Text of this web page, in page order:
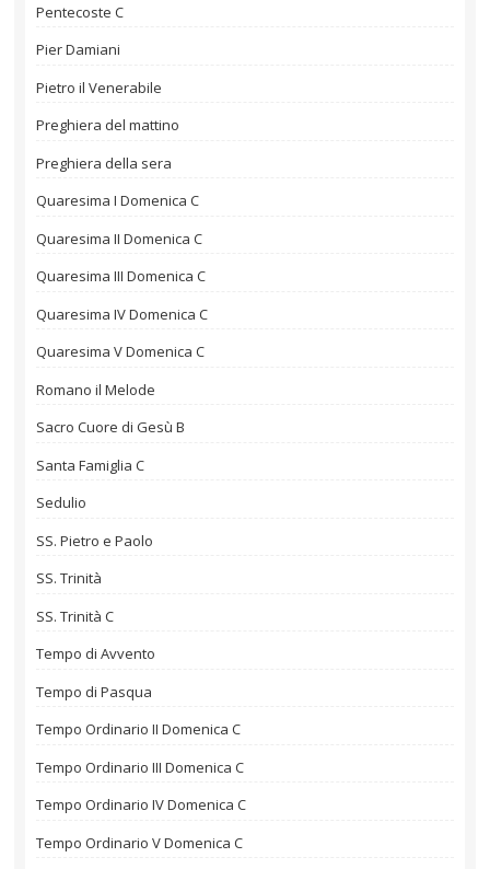
Pentecoste C
Pier Damiani
Pietro il Venerabile
Preghiera del mattino
Preghiera della sera
Quaresima I Domenica C
Quaresima II Domenica C
Quaresima III Domenica C
Quaresima IV Domenica C
Quaresima V Domenica C
Romano il Melode
Sacro Cuore di Gesù B
Santa Famiglia C
Sedulio
SS. Pietro e Paolo
SS. Trinità
SS. Trinità C
Tempo di Avvento
Tempo di Pasqua
Tempo Ordinario II Domenica C
Tempo Ordinario III Domenica C
Tempo Ordinario IV Domenica C
Tempo Ordinario V Domenica C